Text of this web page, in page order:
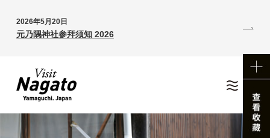
2026年5月20日
元乃隅神社参拜须知 2026